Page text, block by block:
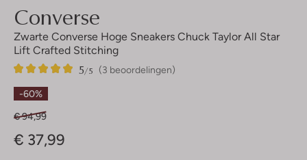
Converse
Zwarte Converse Hoge Sneakers Chuck Taylor All Star
Lift Crafted Stitching
(3 beoordelingen)
5/5
3
5
Sterren
-60%
€ 94,99
€ 37,99